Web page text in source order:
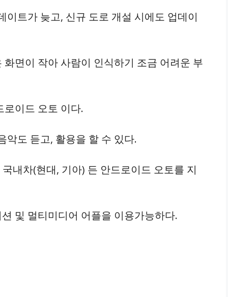
트가 늦고, 신규 도로 개설 시에도 업데이
면이 작아 사람이 인식하기 조금 어려운 부
이드 오토 이다.
악도 듣고, 활용을 할 수 있다.
내차(현대, 기아) 든 안드로이드 오토를 지
및 멀티미디어 어플을 이용가능하다.